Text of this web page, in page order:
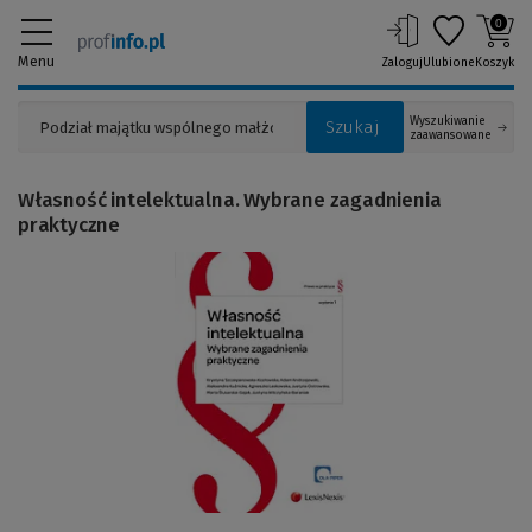
Menu
Szukaj
Wyszukiwanie
zaawansowane
ZalogujUlubione
0
Koszyk
Własność intelektualna. Wybrane zagadnienia
praktyczne